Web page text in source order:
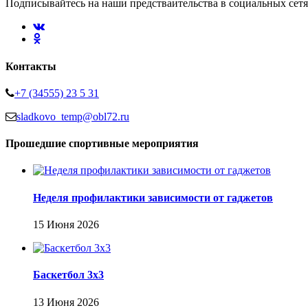
Подписывайтесь на наши предстваительства в социальных
Контакты
+7 (34555) 23 5 31
sladkovo_temp@obl72.ru
Прошедшие спортивные мероприятия
Неделя профилактики зависимости от гаджетов
15 Июня 2026
Баскетбол 3х3
13 Июня 2026